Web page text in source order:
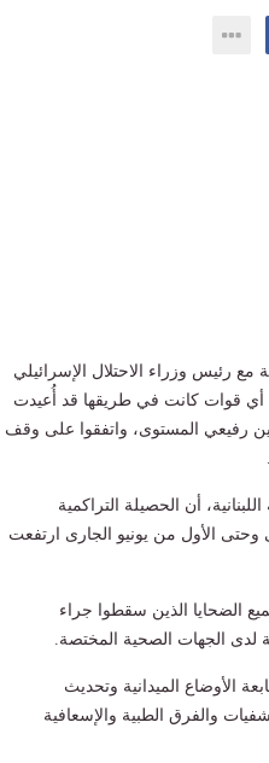
مع رئيس وزراء الاحتلال الإسرائيلي
أي قوات كانت في طريقها قد أُعيدت
رفيعي المستوى، واتفقوا على وقف
أن الحصيلة التراكمية
وحتى الأول من يونيو الجارى ارتفعت
الضحايا الذين سقطوا جراء
لدى الجهات الصحية المختصة.
الأوضاع الميدانية وتحديث
والفرق الطبية والإسعافية